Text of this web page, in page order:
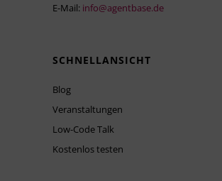
E-Mail: info@agentbase.de
SCHNELLANSICHT
Blog
Veranstaltungen
Low-Code Talk
Kostenlos testen